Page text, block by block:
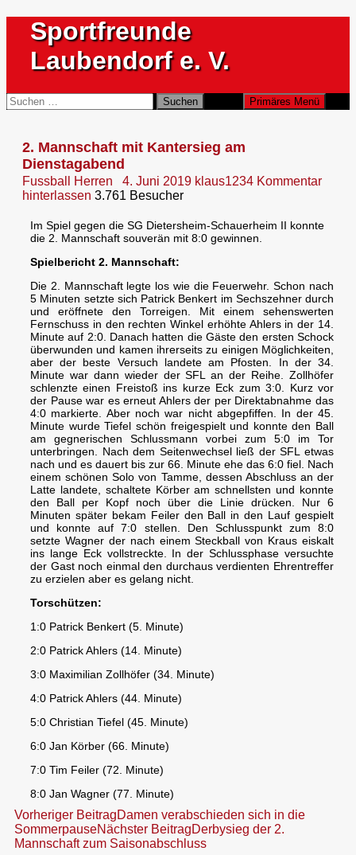
Inhalt
springen
Sportfreunde
Laubendorf e. V.
Suchen Primäres Menü
Suchen
nach:
2. Mannschaft mit Kantersieg am
Dienstagabend
Fussball Herren 4. Juni 2019 klaus1234 Kommentar
hinterlassen 3.761 Besucher
Im Spiel gegen die SG Dietersheim-Schauerheim II konnte
die 2. Mannschaft souverän mit 8:0 gewinnen.
Spielbericht 2. Mannschaft:
Die 2. Mannschaft legte los wie die Feuerwehr. Schon nach
5 Minuten setzte sich Patrick Benkert im Sechszehner durch
und eröffnete den Torreigen. Mit einem sehenswerten
Fernschuss in den rechten Winkel erhöhte Ahlers in der 14.
Minute auf 2:0. Danach hatten die Gäste den ersten Schock
überwunden und kamen ihrerseits zu einigen Möglichkeiten,
aber der beste Versuch landete am Pfosten. In der 34.
Minute war dann wieder der SFL an der Reihe. Zollhöfer
schlenzte einen Freistoß ins kurze Eck zum 3:0. Kurz vor
der Pause war es erneut Ahlers der per Direktabnahme das
4:0 markierte. Aber noch war nicht abgepfiffen. In der 45.
Minute wurde Tiefel schön freigespielt und konnte den Ball
am gegnerischen Schlussmann vorbei zum 5:0 im Tor
unterbringen. Nach dem Seitenwechsel ließ der SFL etwas
nach und es dauert bis zur 66. Minute ehe das 6:0 fiel. Nach
einem schönen Solo von Tamme, dessen Abschluss an der
Latte landete, schaltete Körber am schnellsten und konnte
den Ball per Kopf noch über die Linie drücken. Nur 6
Minuten später bekam Feiler den Ball in den Lauf gespielt
und konnte auf 7:0 stellen. Den Schlusspunkt zum 8:0
setzte Wagner der nach einem Steckball von Kraus eiskalt
ins lange Eck vollstreckte. In der Schlussphase versuchte
der Gast noch einmal den durchaus verdienten Ehrentreffer
zu erzielen aber es gelang nicht.
Torschützen:
1:0 Patrick Benkert (5. Minute)
2:0 Patrick Ahlers (14. Minute)
3:0 Maximilian Zollhöfer (34. Minute)
4:0 Patrick Ahlers (44. Minute)
5:0 Christian Tiefel (45. Minute)
6:0 Jan Körber (66. Minute)
7:0 Tim Feiler (72. Minute)
8:0 Jan Wagner (77. Minute)
Beitragsnavigation
Vorheriger BeitragDamen verabschieden sich in die
SommerpauseNächster BeitragDerbysieg der 2.
Mannschaft zum Saisonabschluss